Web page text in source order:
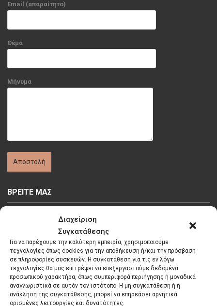
Διαχείριση
Συγκατάθεσης
Για να παρέχουμε την καλύτερη εμπειρία, χρησιμοποιούμε
τεχνολογίες όπως cookies για την αποθήκευση ή/και την πρόσβαση
σε πληροφορίες συσκευών. Η συγκατάθεση για τις εν λόγω
τεχνολογίες θα μας επιτρέψει να επεξεργαστούμε δεδομένα
προσωπικού χαρακτήρα, όπως συμπεριφορά περιήγησης ή μοναδικά
αναγνωριστικά σε αυτόν τον ιστότοπο. Η μη συγκατάθεση ή η
ανάκληση της συγκατάθεσης, μπορεί να επηρεάσει αρνητικά
ορισμένες λειτουργίες και δυνατότητες.
Email (απαραίτητο)
Θέμα
Μήνυμα
ΒΡΕΙΤΕ ΜΑΣ
Κάντε κλικ στο κουμπί 'Συμφωνώ' για να
ενεργοποιήσετε το Google maps.
Πολιτική Cookies
Συμφωνώ